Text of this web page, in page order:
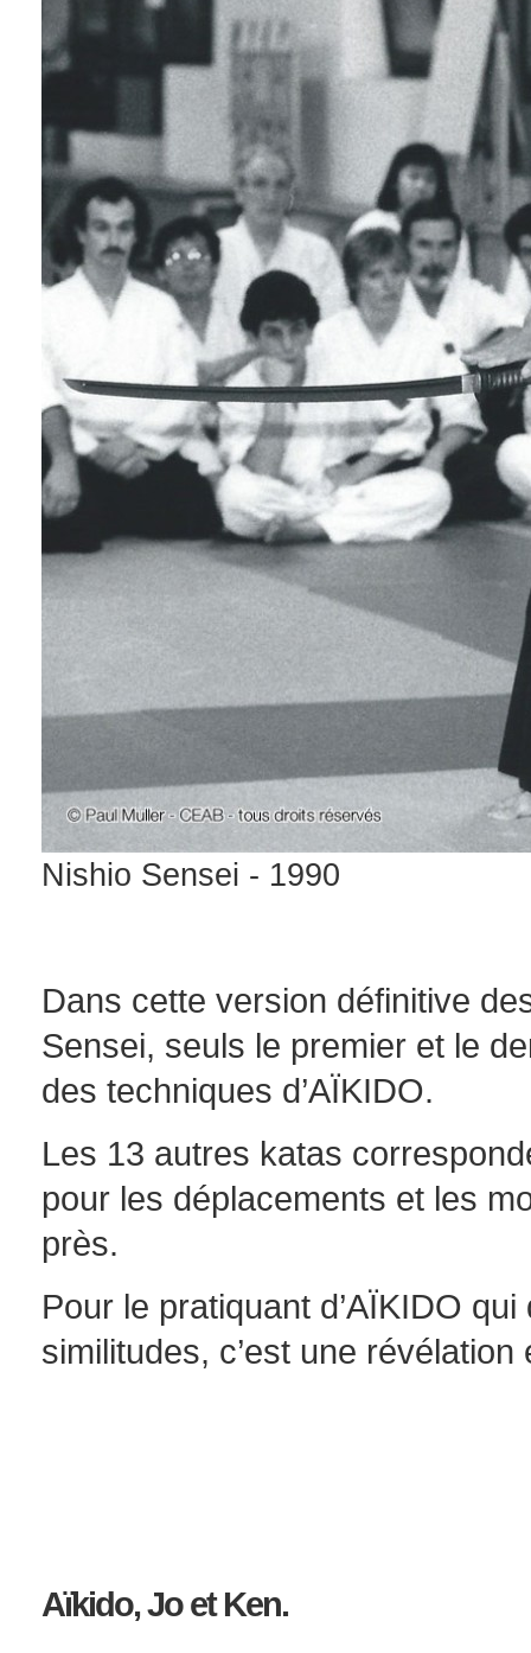
Nishio Sensei - 1990
Dans cette version définitive
Sensei, seuls le premier et le
des techniques d’AÏKIDO.
Les 13 autres katas
pour les déplacements et les
près.
Pour le pratiquant d’AÏKIDO
similitudes, c’est une
Aïkido, Jo et Ken.